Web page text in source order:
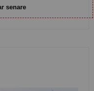
senare